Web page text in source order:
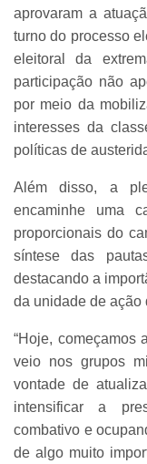
aprovaram a
turno do processo
eleitoral da
participação não
por meio da
interesses da
políticas de
Além disso, a
encaminhe uma
proporcionais do
síntese das
destacando a
da unidade de ação
“Hoje, começamos
veio nos grupos
vontade de
intensificar a
combativo e
de algo muito